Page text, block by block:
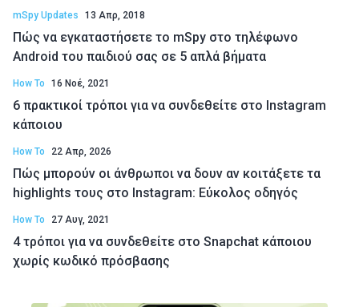
mSpy Updates 13 Απρ, 2018
Πώς να εγκαταστήσετε το mSpy στο τηλέφωνο
Android του παιδιού σας σε 5 απλά βήματα
How To 16 Νοέ, 2021
6 πρακτικοί τρόποι για να συνδεθείτε στο Instagram
κάποιου
How To 22 Απρ, 2026
Πώς μπορούν οι άνθρωποι να δουν αν κοιτάξετε τα
highlights τους στο Instagram: Εύκολος οδηγός
How To 27 Αυγ, 2021
4 τρόποι για να συνδεθείτε στο Snapchat κάποιου
χωρίς κωδικό πρόσβασης